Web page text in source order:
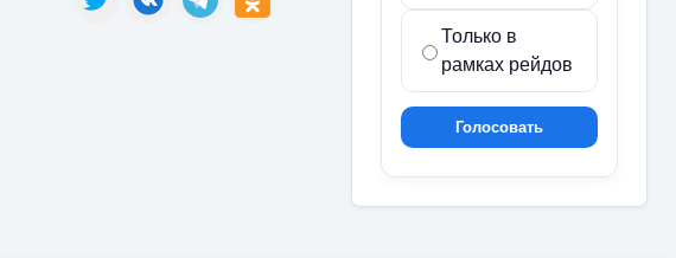
Только в
рамках рейдов
Голосовать